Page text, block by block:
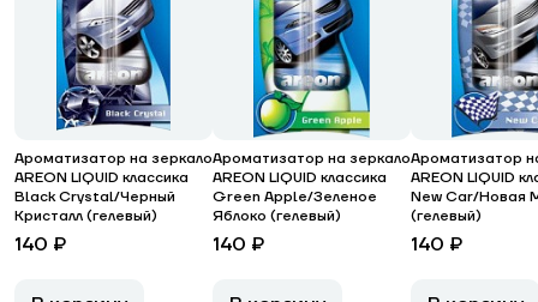
Ароматизатор на зеркало
AREON LIQUID классика
Black Crystal/Черный
Кристалл (гелевый)
140 ₽
Ароматизатор на зеркало
AREON LIQUID классика
Green Apple/Зеленое
Яблоко (гелевый)
140 ₽
Ароматизатор
AREON LIQUID
New Car/Новая
(гелевый)
140 ₽